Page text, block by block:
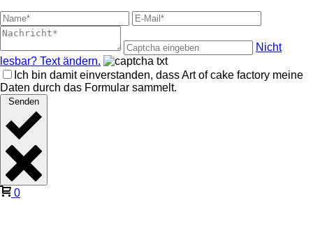
Nicht
lesbar? Text ändern.
Ich bin damit einverstanden, dass Art of cake factory meine
Daten durch das Formular sammelt.
Senden
0